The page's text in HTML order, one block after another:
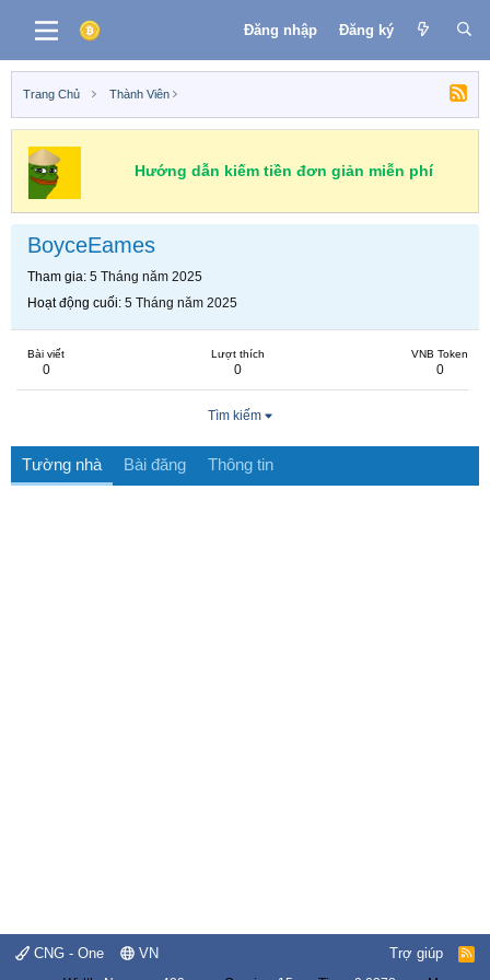
Đăng nhập Đăng ký
Trang Chủ Thành Viên
Hướng dẫn kiếm tiền đơn giản miễn phí
BoyceEames
Tham gia 5 Tháng năm 2025
Hoạt động cuối 5 Tháng năm 2025
Bài viết
0
Lượt thích
0
VNB Token
0
Tìm kiếm
Tường nhà Bài đăng Thông tin
CNG - One VN Trợ giúp
R